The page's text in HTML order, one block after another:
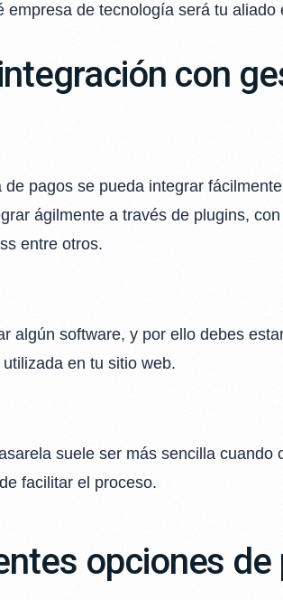
empresa de tecnología será tu aliado
con
pagos se pueda integrar
ágilmente a través de plugins,
entre otros.
algún software, y por ello debes
en tu sitio web.
suele ser más sencilla
facilitar el proceso.
opciones de